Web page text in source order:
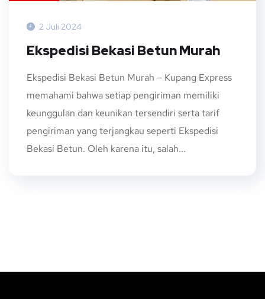
2 Juli 2024
Ekspedisi Bekasi Betun Murah
Ekspedisi Bekasi Betun Murah – Kupang Express
memahami bahwa setiap pengiriman memiliki
keunggulan dan keunikan tersendiri serta tarif
pengiriman yang terjangkau seperti Ekspedisi
Bekasi Betun. Oleh karena itu, salah...